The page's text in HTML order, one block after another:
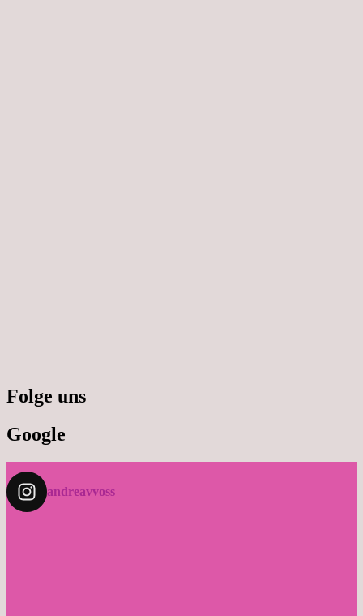
Folge uns
Google
andreavvoss